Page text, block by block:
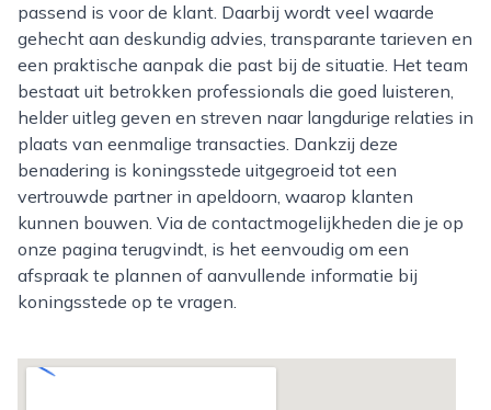
passend is voor de klant. Daarbij wordt veel waarde
gehecht aan deskundig advies, transparante tarieven en
een praktische aanpak die past bij de situatie. Het team
bestaat uit betrokken professionals die goed luisteren,
helder uitleg geven en streven naar langdurige relaties in
plaats van eenmalige transacties. Dankzij deze
benadering is koningsstede uitgegroeid tot een
vertrouwde partner in apeldoorn, waarop klanten
kunnen bouwen. Via de contactmogelijkheden die je op
onze pagina terugvindt, is het eenvoudig om een
afspraak te plannen of aanvullende informatie bij
koningsstede op te vragen.